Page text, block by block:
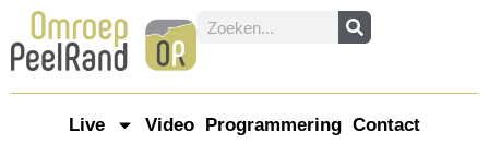
Live Video Programmering Contact